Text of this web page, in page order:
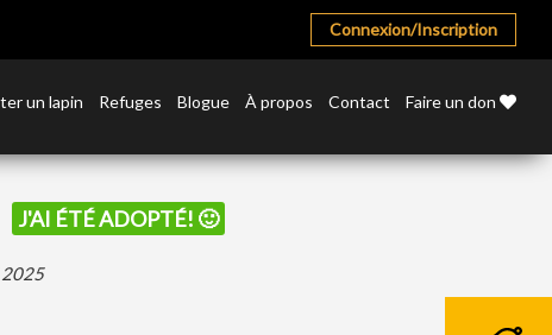
Connexion/Inscription
un lapin Refuges Blogue À propos Contact Faire un don
J'AI ÉTÉ ADOPTÉ! 🙂
2025